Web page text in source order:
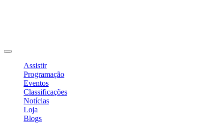
Assistir
Programação
Eventos
Classificações
Notícias
Loja
Blogs